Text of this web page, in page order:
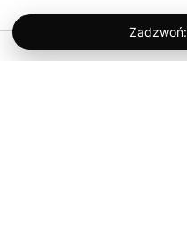
Zadzwoń: